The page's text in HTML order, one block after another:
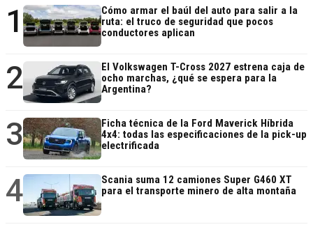
1
Cómo armar el baúl del auto para salir a la
ruta: el truco de seguridad que pocos
conductores aplican
2
El Volkswagen T-Cross 2027 estrena caja de
ocho marchas, ¿qué se espera para la
Argentina?
3
Ficha técnica de la Ford Maverick Híbrida
4x4: todas las especificaciones de la pick-up
electrificada
4
Scania suma 12 camiones Super G460 XT
para el transporte minero de alta montaña